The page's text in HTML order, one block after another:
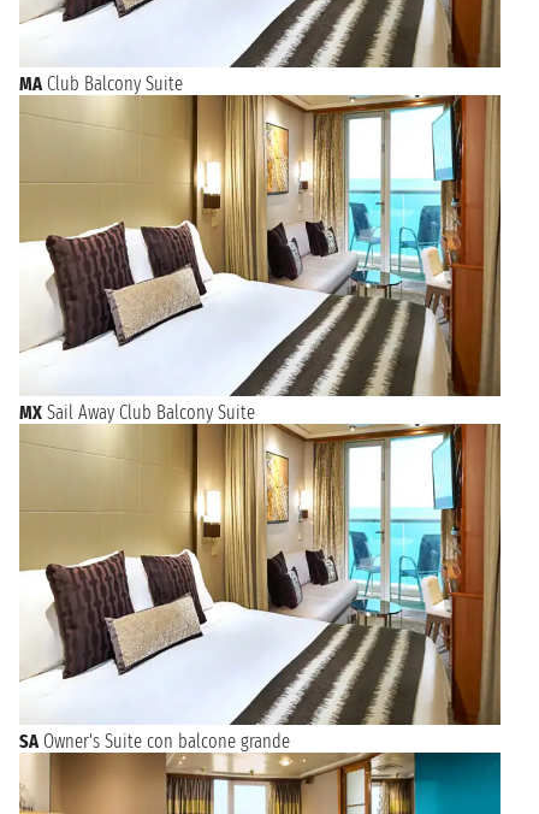
MA Club Balcony Suite
MX Sail Away Club Balcony Suite
SA Owner's Suite con balcone grande